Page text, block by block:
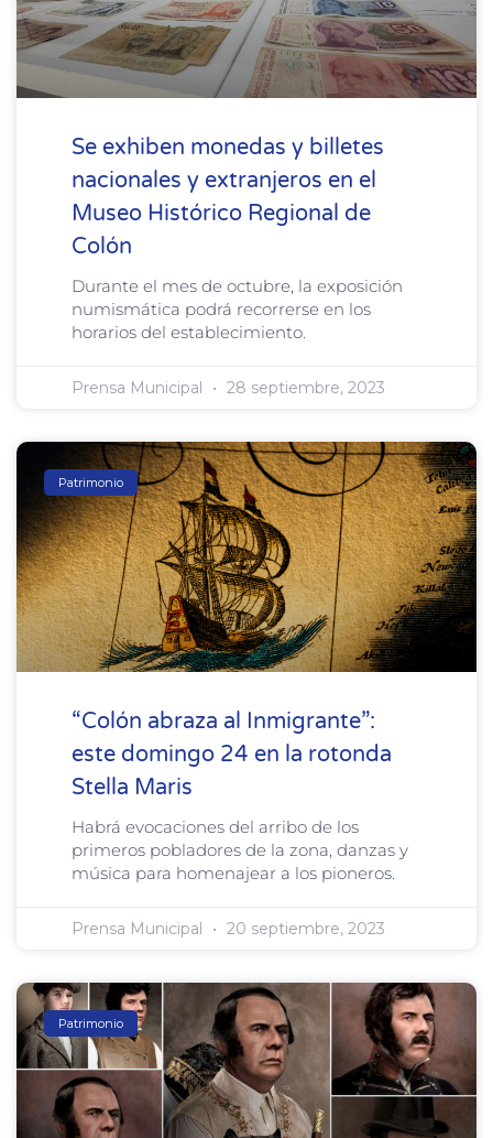
Se exhiben monedas y billetes
nacionales y extranjeros en el
Museo Histórico Regional de
Colón
Durante el mes de octubre, la exposición
numismática podrá recorrerse en los
horarios del establecimiento.
Prensa Municipal 28 septiembre, 2023
Patrimonio
“Colón abraza al Inmigrante”:
este domingo 24 en la rotonda
Stella Maris
Habrá evocaciones del arribo de los
primeros pobladores de la zona, danzas y
música para homenajear a los pioneros.
Prensa Municipal 20 septiembre, 2023
Patrimonio